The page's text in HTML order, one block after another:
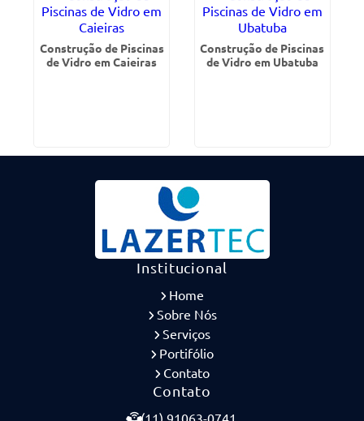
Construção de Piscinas
de Vidro em Caieiras
Construção de Piscinas
de Vidro em Ubatuba
Institucional
Home
Sobre Nós
Serviços
Portifólio
Contato
Contato
(11) 91063-0741